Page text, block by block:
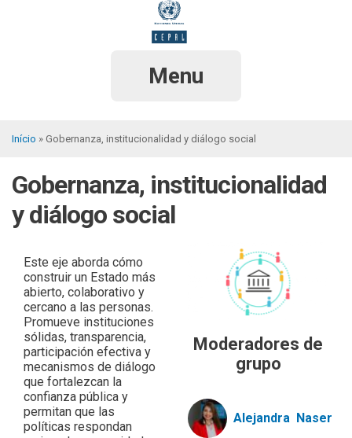
Menu
de
navegação
Início Gobernanza, institucionalidad y diálogo social
Gobernanza, institucionalidad
y diálogo social
Este eje aborda cómo
construir un Estado más
abierto, colaborativo y
cercano a las personas.
Promueve instituciones
sólidas, transparencia,
participación efectiva y
mecanismos de diálogo
que fortalezcan la
confianza pública y
permitan que las
políticas respondan
Moderadores de
grupo
Alejandra Naser